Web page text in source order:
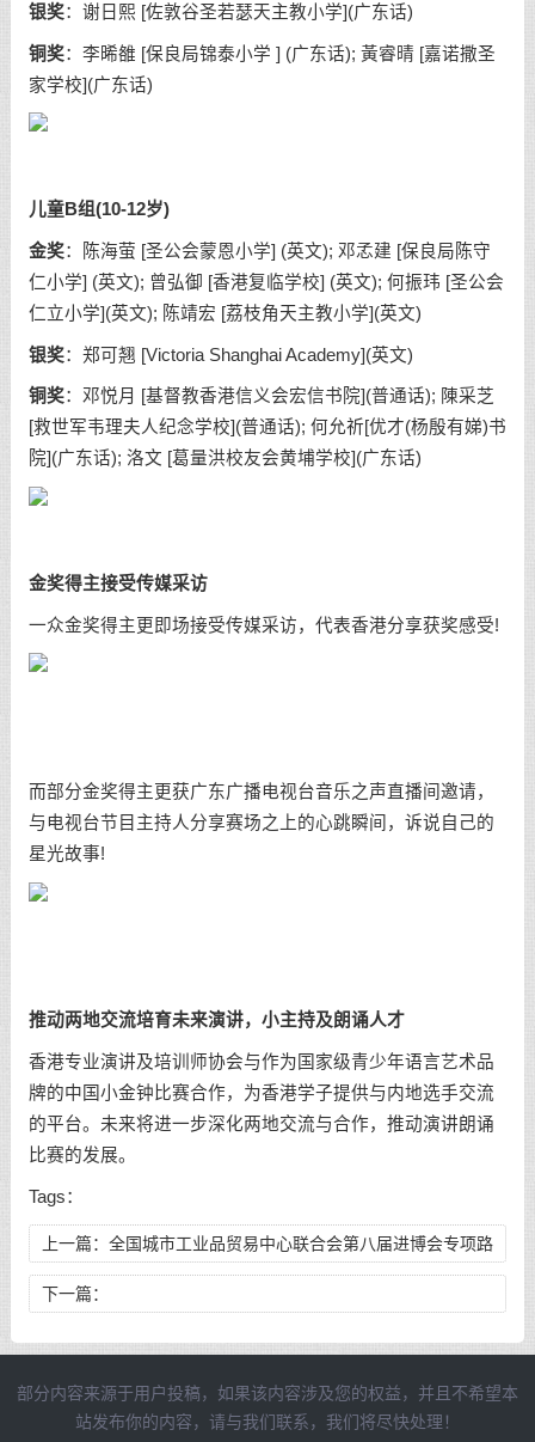
银奖：谢日熙 [佐敦谷圣若瑟天主教小学](广东话)
铜奖：李晞雒 [保良局锦泰小学 ] (广东话); 黃睿晴 [嘉诺撒圣
家学校](广东话)
儿童B组(10-12岁)
金奖：陈海萤 [圣公会蒙恩小学] (英文); 邓孞建 [保良局陈守
仁小学] (英文); 曾弘御 [香港复临学校] (英文); 何振玮 [圣公会
仁立小学](英文); 陈靖宏 [荔枝角天主教小学](英文)
银奖：郑可翘 [Victoria Shanghai Academy](英文)
铜奖：邓悦月 [基督教香港信义会宏信书院](普通话); 陳采芝
[救世军韦理夫人纪念学校](普通话); 何允祈[优才(杨殷有娣)书
院](广东话); 洛文 [葛量洪校友会黄埔学校](广东话)
金奖得主接受传媒采访
一众金奖得主更即场接受传媒采访，代表香港分享获奖感受!
而部分金奖得主更获广东广播电视台音乐之声直播间邀请，
与电视台节目主持人分享赛场之上的心跳瞬间，诉说自己的
星光故事!
推动两地交流培育未来演讲，小主持及朗诵人才
香港专业演讲及培训师协会与作为国家级青少年语言艺术品
牌的中国小金钟比赛合作，为香港学子提供与内地选手交流
的平台。未来将进一步深化两地交流与合作，推动演讲朗诵
比赛的发展。
Tags：
上一篇： 全国城市工业品贸易中心联合会第八届进博会专项路
演活动（青岛）成功举办
下一篇：
部分内容来源于用户投稿，如果该内容涉及您的权益，并且不希望本
站发布你的内容，请与我们联系，我们将尽快处理！